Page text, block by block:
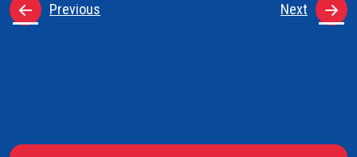
Previous Next